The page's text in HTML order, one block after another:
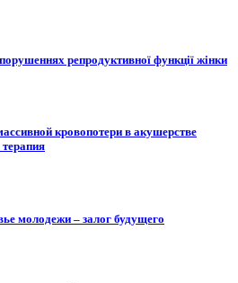
репродуктивної функції жінки
кровопотери в акушерстве
молодежи – залог будущего